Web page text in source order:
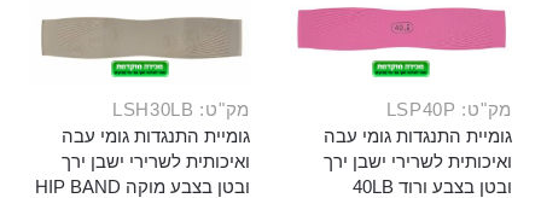
מק"ט: LSP40P
גומיית התנגדות גומי עבה
ואיכותית לשרירי ישבן ירך
ובטן בצבע ורוד 40LB
מק"ט: LSH30LB
גומיית התנגדות גומי עבה
ואיכותית לשרירי ישבן ירך
ובטן בצבע מוקה HIP BAND